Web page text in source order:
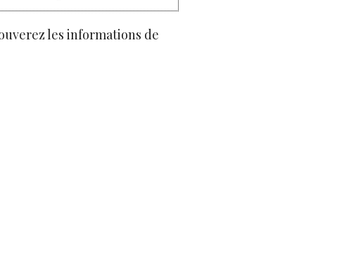
les informations de